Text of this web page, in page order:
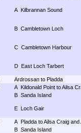
A Kilbrannan Sound
B Cambletown Loch
C Cambletown Harbour
D East Loch Tarbert
Ardrossan to Pladda
A Kildonald Point to Ailsa
B Sanda Island
E Loch Gair
A Pladda to Ailsa Craig
B Sanda Island